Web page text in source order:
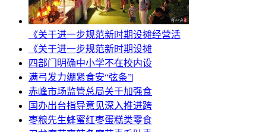
《关于进一步规范新时期设摊经营活
《关于进一步规范新时期设摊
四部门明确中小学不在校内设
满弓发力绷紧食安“弦条”|
赤峰市场监管总局关于加强食
国办出台指导意见深入推进跨
枣粮先生蜂蜜红枣蛋糕类零食